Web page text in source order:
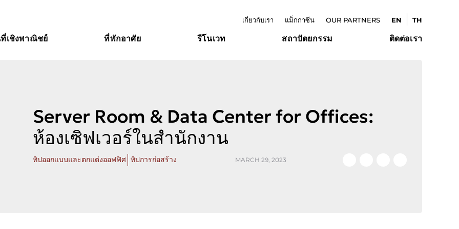
เกี่ยวกับเรา แม็กกาซีน OUR PARTNERS EN TH
เชิงพาณิชย์ ที่พักอาศัย รีโนเวท สถาปัตยกรรม ติดต่อเรา
Server Room & Data Center for Offices:
ห้องเซิฟเวอร์ในสำนักงาน
ทิปออกแบบและตกแต่งออฟฟิศ ทิปการก่อสร้าง MARCH 29, 2023